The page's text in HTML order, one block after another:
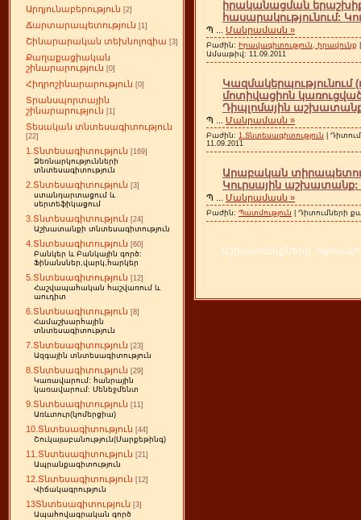
Արդյունաբերություն [2]
Ճարտարապետություն [1]
Շինարարական տեխնոլոգիա [3]
Քաղաքացիական
շինարարություն [0]
Հիդրոշինարարություն [0]
Տրանսպորտային
շինարարություն [1]
Տեսական տնտեսագիտություն
[22]
1.Տնտեսագիտություն [169]
Ձեռնարկությունների
տնտեսագիտություն
2.Տնտեսագիտություն [3]
ստանդարտացում և
սերտեֆիկացում
3.Տնտեսագիտություն [24]
Աշխատանքի տնտեսագիտություն
4.Տնտեսագիտություն [60]
Բանկեր և Բանկային գործ:
Ֆինանսներ,վարկ,հարկեր
5.Տնտեսագիտություն [12]
Հաշվապահական հաշվառում և
աուդիտ
6.Տնտեսագիտություն [8]
Համաշխարհային
տնտեսագիտություն
7.Տնտեսագիտություն [23]
Ազգային տնտեսագիտություն
8.Տնտեսագիտություն [29]
Կառավարում: հանրային
կառավարում: Մենեջմենտ
9.Տնտեսագիտություն [11]
Առևտուր(կոմերցիա)
10.Տնտեսագիտություն [44]
Շուկայաբանություն(Մարքեթինգ)
11.Տնտեսագիտություն [21]
Ապրանքագիտություն
12.Տնտեսագիտություն [12]
Վիճակագրություն
13Տնտեսագիտություն [3]
Ապահովագրական գործ
իրականացման
հասարակությունում:
Պ Մանրամասն »
Բաժին: Իրավագիտություն, իրավունք
Ամսաթիվ: 11.09.2011
Կազմակերպությունում
մոտիվացիոն
Դիպլոմային
Պ Մանրամասն »
Բաժին: 1.Տնտեսագիտություն |
11.09.2011
Արաբական
Կուրսային աշխատանք:
Պ Մանրամասն »
Բաժին: Պատմություն | Դիտումների
Աշխատանքները